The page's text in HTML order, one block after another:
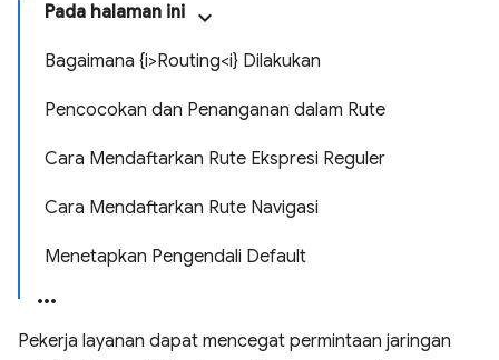
Pada halaman ini
Bagaimana {i>Routing<i} Dilakukan
Pencocokan dan Penanganan dalam Rute
Cara Mendaftarkan Rute Ekspresi Reguler
Cara Mendaftarkan Rute Navigasi
Menetapkan Pengendali Default
Pekerja layanan dapat mencegat permintaan jaringan